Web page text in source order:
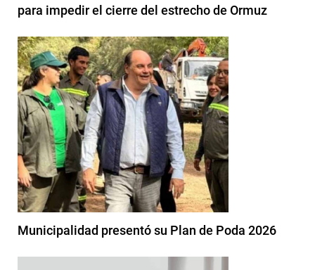
para impedir el cierre del estrecho de Ormuz
Municipalidad presentó su Plan de Poda 2026